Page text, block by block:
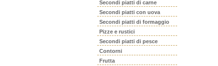
Secondi piatti di carne
Secondi piatti con uova
Secondi piatti di formaggio
Pizze e rustici
Secondi piatti di pesce
Contorni
Frutta